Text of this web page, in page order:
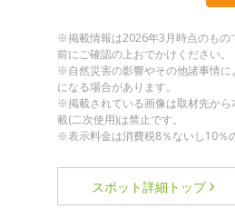
※掲載情報は2026年3月時点のもの
前にご確認の上おでかけください。
※自然災害の影響やその他諸事情
になる場合があります。
※掲載されている画像は取材先か
載(二次使用)は禁止です。
※表示料金は消費税8％ないし10％
スポット詳細 トップ